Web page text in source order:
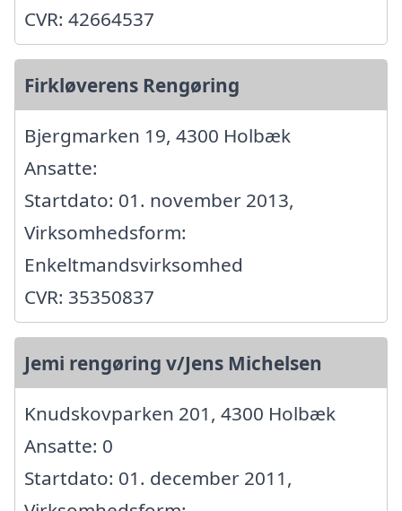
CVR: 42664537
Firkløverens Rengøring
Bjergmarken 19, 4300 Holbæk
Ansatte:
Startdato: 01. november 2013,
Virksomhedsform:
Enkeltmandsvirksomhed
CVR: 35350837
Jemi rengøring v/Jens Michelsen
Knudskovparken 201, 4300 Holbæk
Ansatte: 0
Startdato: 01. december 2011,